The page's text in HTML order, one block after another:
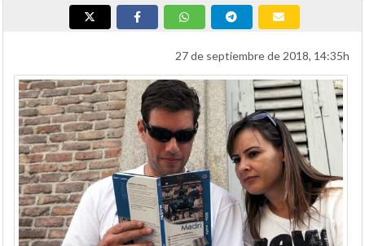
27 de septiembre de 2018, 14:35h